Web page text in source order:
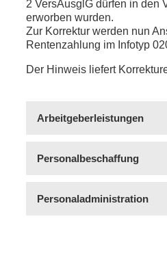
2 VersAusglG dürfen in den
erworben wurden.
Zur Korrektur werden nun
Rentenzahlung im Infotyp
Der Hinweis liefert
Arbeitgeberleistungen
Personalbeschaffung
Personaladministration